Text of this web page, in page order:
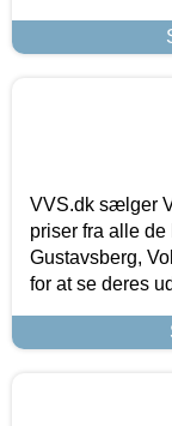
VVS.dk sælger
priser fra alle
Gustavsberg,
for at se deres